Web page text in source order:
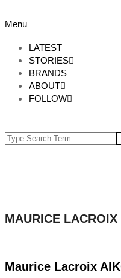
to
Primary
Menu
Menu
LATEST
STORIES
BRANDS
ABOUT
FOLLOW
Search
MAURICE LACROIX
Maurice Lacroix